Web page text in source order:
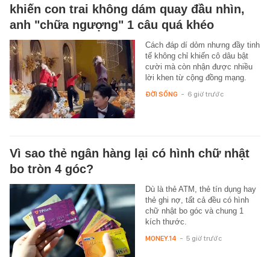
khiến con trai không dám quay đầu nhìn,
anh "chữa ngượng" 1 câu quá khéo
Cách đáp dí dỏm nhưng đầy tinh
tế không chỉ khiến cô dâu bật
cười mà còn nhận được nhiều
lời khen từ cộng đồng mạng.
ĐỜI SỐNG - 6 giờ trước
Vì sao thẻ ngân hàng lại có hình chữ nhật
bo tròn 4 góc?
Dù là thẻ ATM, thẻ tín dụng hay
thẻ ghi nợ, tất cả đều có hình
chữ nhật bo góc và chung 1
kích thước.
MONEY.14 - 5 giờ trước